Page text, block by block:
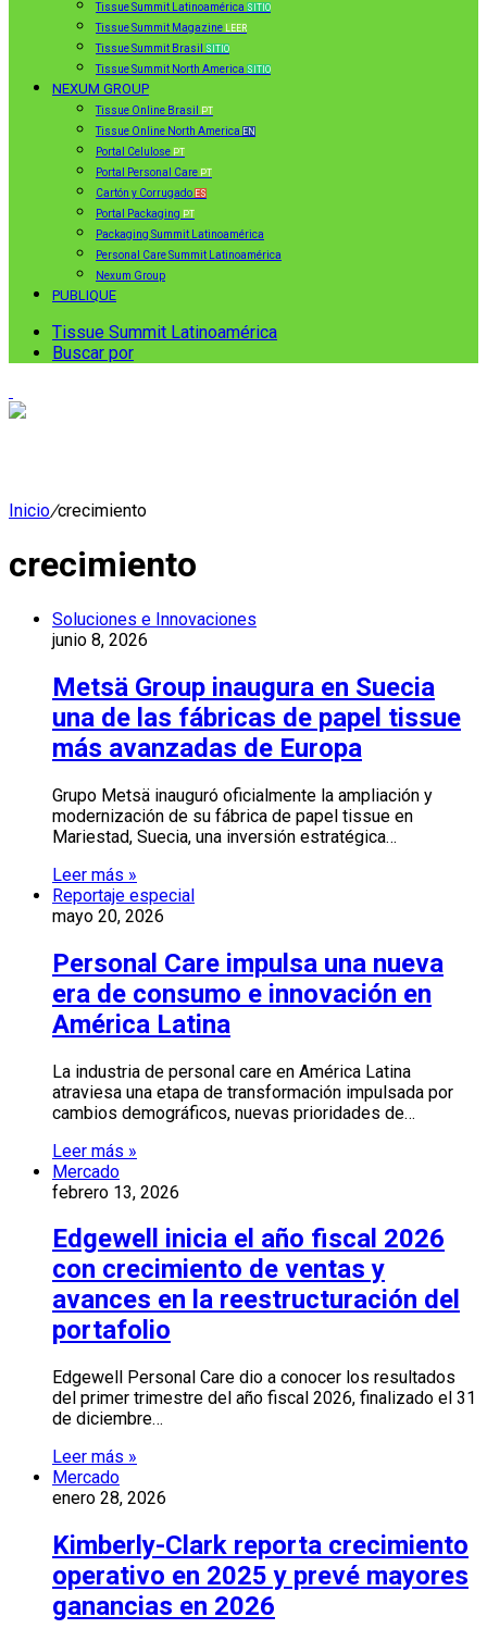
Tissue Summit Latinoamérica SITIO
Tissue Summit Magazine LEER
Tissue Summit Brasil SITIO
Tissue Summit North America SITIO
NEXUM GROUP
Tissue Online Brasil PT
Tissue Online North America EN
Portal Celulose PT
Portal Personal Care PT
Cartón y Corrugado ES
Portal Packaging PT
Packaging Summit Latinoamérica
Personal Care Summit Latinoamérica
Nexum Group
PUBLIQUE
Tissue Summit Latinoamérica
Buscar por
Inicio/crecimiento
crecimiento
Soluciones e Innovaciones
junio 8, 2026
Metsä Group inaugura en Suecia
una de las fábricas de papel tissue
más avanzadas de Europa
Grupo Metsä inauguró oficialmente la ampliación y
modernización de su fábrica de papel tissue en
Mariestad, Suecia, una inversión estratégica…
Leer más »
Reportaje especial
mayo 20, 2026
Personal Care impulsa una nueva
era de consumo e innovación en
América Latina
La industria de personal care en América Latina
atraviesa una etapa de transformación impulsada por
cambios demográficos, nuevas prioridades de…
Leer más »
Mercado
febrero 13, 2026
Edgewell inicia el año fiscal 2026
con crecimiento de ventas y
avances en la reestructuración del
portafolio
Edgewell Personal Care dio a conocer los resultados
del primer trimestre del año fiscal 2026, finalizado el 31
de diciembre…
Leer más »
Mercado
enero 28, 2026
Kimberly-Clark reporta crecimiento
operativo en 2025 y prevé mayores
ganancias en 2026